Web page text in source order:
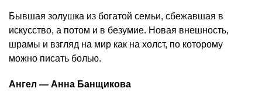
Бывшая золушка из богатой семьи, сбежавшая в
искусство, а потом и в безумие. Новая внешность,
шрамы и взгляд на мир как на холст, по которому
можно писать болью.
Ангел — Анна Банщикова